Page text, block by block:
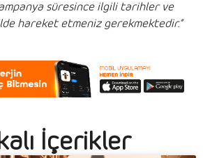
süresince ilgili tarihler ve
hareket etmeniz gerekmektedir.”
İçerikler